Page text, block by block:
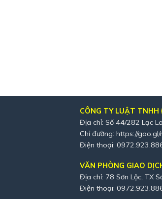
CÔNG TY LUẬT
Địa chỉ: Số 44/282 Lạc
Chỉ đường: https://
Điện thoại:
VĂN PHÒNG GIAO
Địa chỉ: 78 Sơn Lộc, TX
Điện thoại: